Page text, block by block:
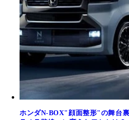
ホンダN-BOX"顔面整形"の舞台